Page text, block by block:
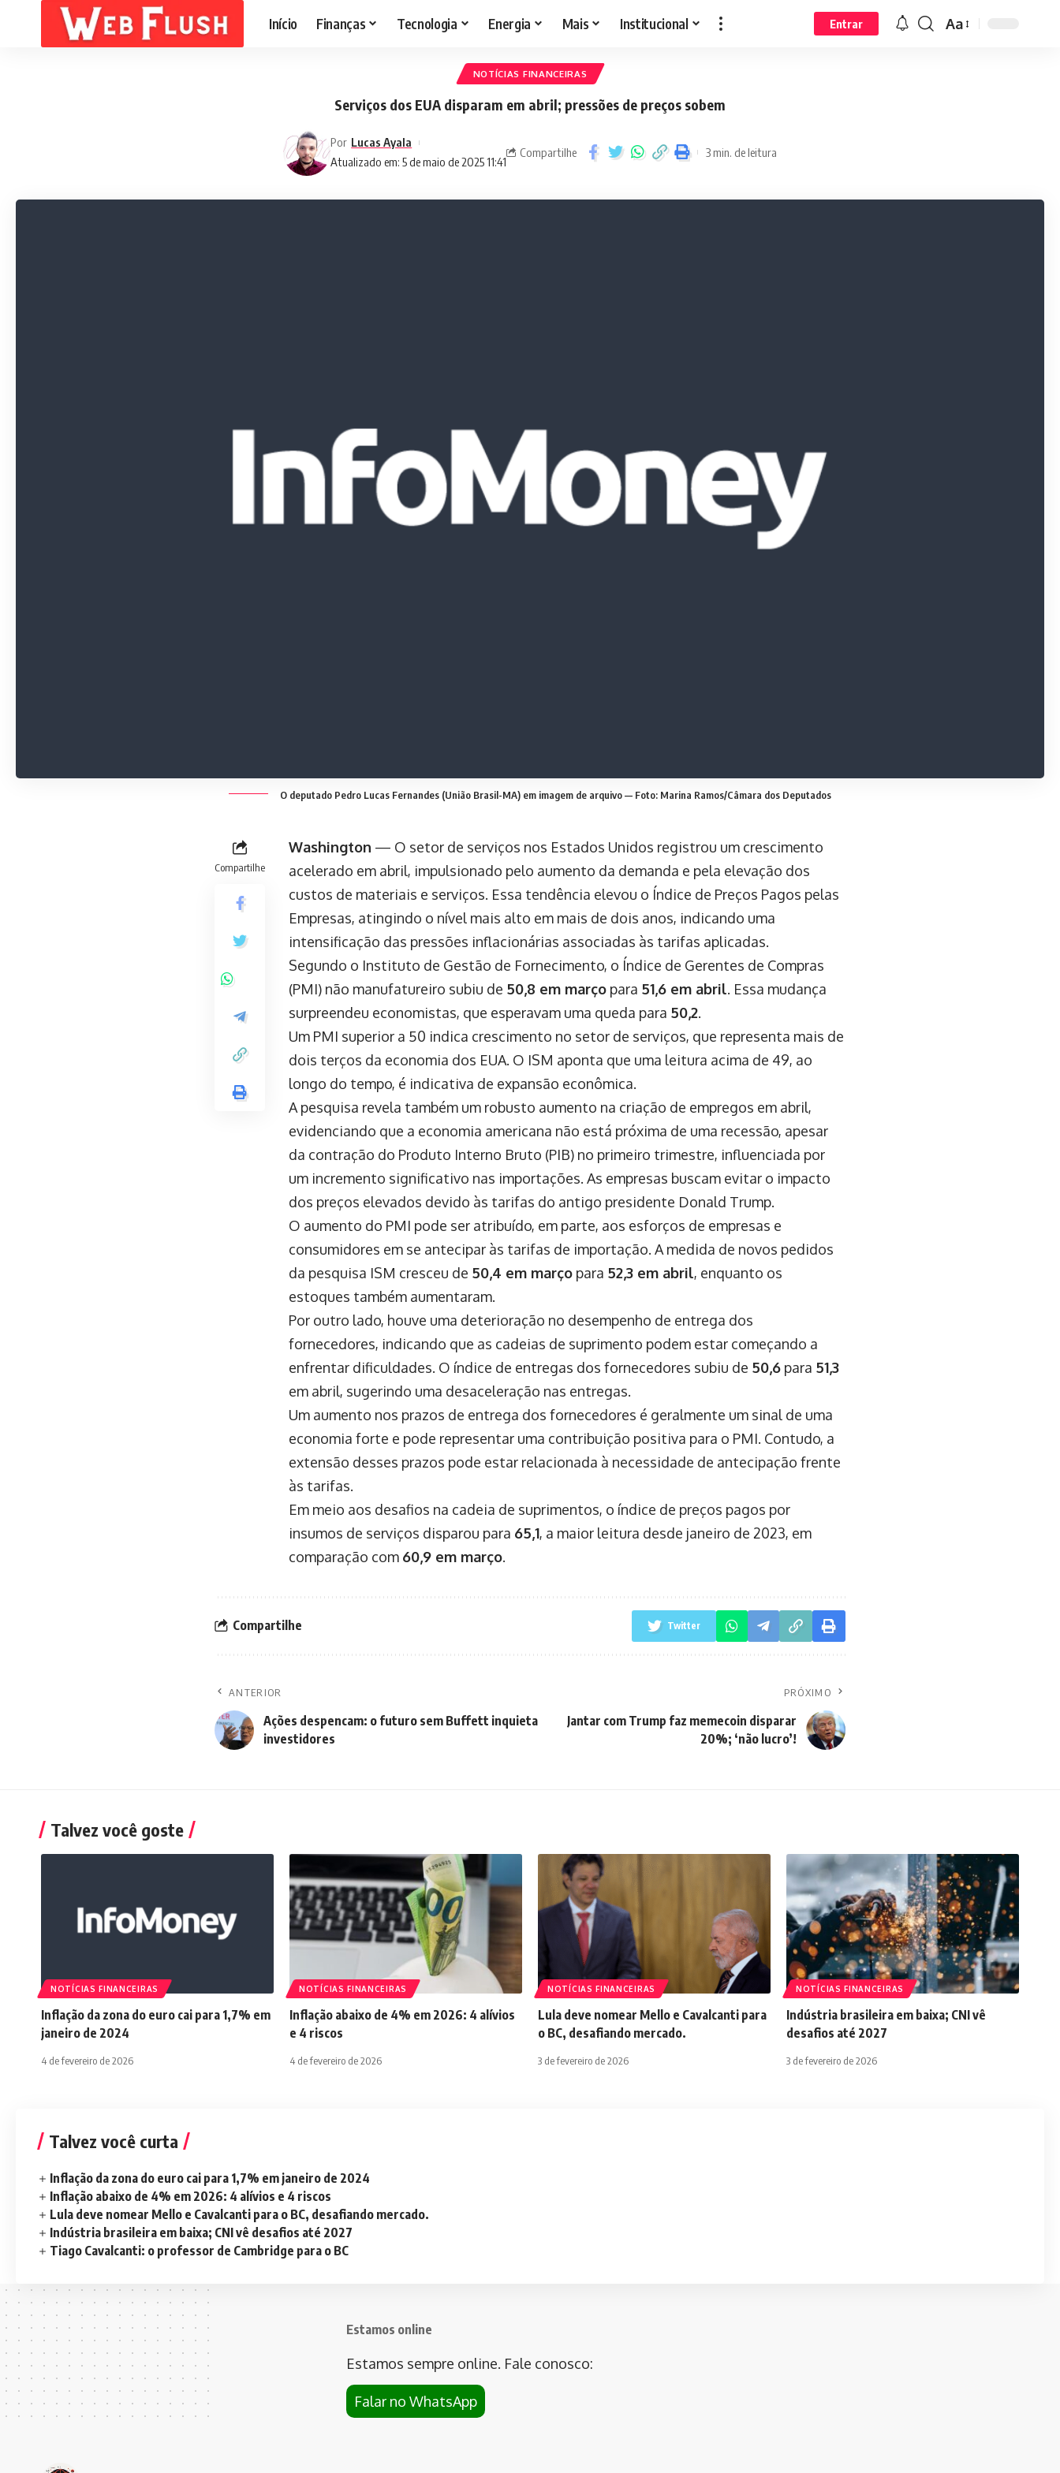
Início Finanças Tecnologia Energia Mais Institucional Entrar Aa
NOTÍCIAS FINANCEIRAS
Serviços dos EUA disparam em abril; pressões de preços sobem
Atualizado em: 5 de maio de 2025 11:41
Por Lucas Ayala
Compartilhe 3 min. de leitura
O deputado Pedro Lucas Fernandes (União Brasil-MA) em imagem de arquivo — Foto: Marina Ramos/Câmara dos Deputados
Compartilhe
Washington — O setor de serviços nos Estados Unidos registrou um crescimento
acelerado em abril, impulsionado pelo aumento da demanda e pela elevação dos
custos de materiais e serviços. Essa tendência elevou o Índice de Preços Pagos pelas
Empresas, atingindo o nível mais alto em mais de dois anos, indicando uma
intensificação das pressões inflacionárias associadas às tarifas aplicadas.
Segundo o Instituto de Gestão de Fornecimento, o Índice de Gerentes de Compras
(PMI) não manufatureiro subiu de 50,8 em março para 51,6 em abril. Essa mudança
surpreendeu economistas, que esperavam uma queda para 50,2.
Um PMI superior a 50 indica crescimento no setor de serviços, que representa mais de
dois terços da economia dos EUA. O ISM aponta que uma leitura acima de 49, ao
longo do tempo, é indicativa de expansão econômica.
A pesquisa revela também um robusto aumento na criação de empregos em abril,
evidenciando que a economia americana não está próxima de uma recessão, apesar
da contração do Produto Interno Bruto (PIB) no primeiro trimestre, influenciada por
um incremento significativo nas importações. As empresas buscam evitar o impacto
dos preços elevados devido às tarifas do antigo presidente Donald Trump.
O aumento do PMI pode ser atribuído, em parte, aos esforços de empresas e
consumidores em se antecipar às tarifas de importação. A medida de novos pedidos
da pesquisa ISM cresceu de 50,4 em março para 52,3 em abril, enquanto os
estoques também aumentaram.
Por outro lado, houve uma deterioração no desempenho de entrega dos
fornecedores, indicando que as cadeias de suprimento podem estar começando a
enfrentar dificuldades. O índice de entregas dos fornecedores subiu de 50,6 para 51,3
em abril, sugerindo uma desaceleração nas entregas.
Um aumento nos prazos de entrega dos fornecedores é geralmente um sinal de uma
economia forte e pode representar uma contribuição positiva para o PMI. Contudo, a
extensão desses prazos pode estar relacionada à necessidade de antecipação frente
às tarifas.
Em meio aos desafios na cadeia de suprimentos, o índice de preços pagos por
insumos de serviços disparou para 65,1, a maior leitura desde janeiro de 2023, em
comparação com 60,9 em março.
Compartilhe Twitter
ANTERIOR
Ações despencam: o futuro sem Buffett inquieta
investidores
PRÓXIMO
Jantar com Trump faz memecoin disparar
20%; ‘não lucro’!
Talvez você goste
NOTÍCIAS FINANCEIRAS
Inflação da zona do euro cai para 1,7% em
janeiro de 2024
4 de fevereiro de 2026
NOTÍCIAS FINANCEIRAS
Inflação abaixo de 4% em 2026: 4 alívios
e 4 riscos
4 de fevereiro de 2026
NOTÍCIAS FINANCEIRAS
Lula deve nomear Mello e Cavalcanti para
o BC, desafiando mercado.
3 de fevereiro de 2026
NOTÍCIAS FINANCEIRAS
Indústria brasileira em baixa; CNI vê
desafios até 2027
3 de fevereiro de 2026
Talvez você curta
Inflação da zona do euro cai para 1,7% em janeiro de 2024
Inflação abaixo de 4% em 2026: 4 alívios e 4 riscos
Lula deve nomear Mello e Cavalcanti para o BC, desafiando mercado.
Indústria brasileira em baixa; CNI vê desafios até 2027
Tiago Cavalcanti: o professor de Cambridge para o BC
Estamos online
Estamos sempre online. Fale conosco:
Falar no WhatsApp